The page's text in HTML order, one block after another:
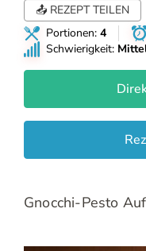
📤 REZEPT TEILEN
Portionen: 4
Schwierigkeit:
Gnocchi-Pesto